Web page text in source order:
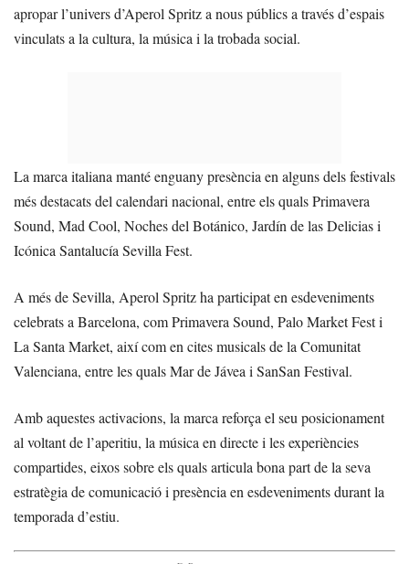
apropar l’univers d’Aperol Spritz a nous públics a través d’espais
vinculats a la cultura, la música i la trobada social.
La marca italiana manté enguany presència en alguns dels festivals
més destacats del calendari nacional, entre els quals Primavera
Sound, Mad Cool, Noches del Botánico, Jardín de las Delicias i
Icónica Santalucía Sevilla Fest.
A més de Sevilla, Aperol Spritz ha participat en esdeveniments
celebrats a Barcelona, com Primavera Sound, Palo Market Fest i
La Santa Market, així com en cites musicals de la Comunitat
Valenciana, entre les quals Mar de Jávea i SanSan Festival.
Amb aquestes activacions, la marca reforça el seu posicionament
al voltant de l’aperitiu, la música en directe i les experiències
compartides, eixos sobre els quals articula bona part de la seva
estratègia de comunicació i presència en esdeveniments durant la
temporada d’estiu.